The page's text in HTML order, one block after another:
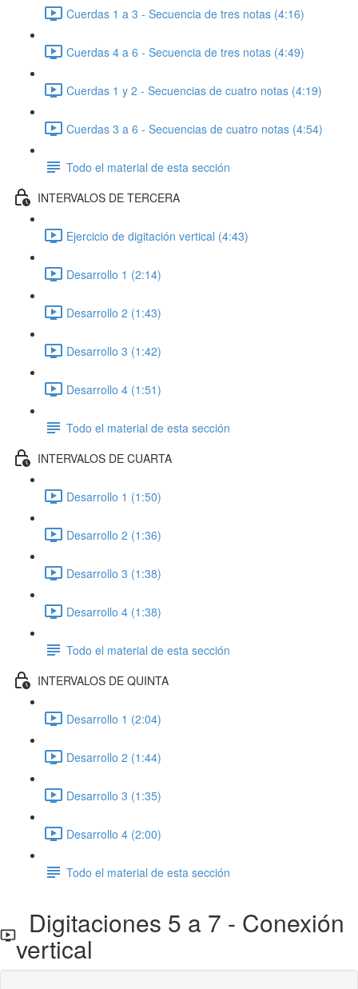
Cuerdas 1 a 3 - Secuencia de tres notas (4:16)
Cuerdas 4 a 6 - Secuencia de tres notas (4:49)
Cuerdas 1 y 2 - Secuencias de cuatro notas (4:19)
Cuerdas 3 a 6 - Secuencias de cuatro notas (4:54)
Todo el material de esta sección
INTERVALOS DE TERCERA
Ejercicio de digitación vertical (4:43)
Desarrollo 1 (2:14)
Desarrollo 2 (1:43)
Desarrollo 3 (1:42)
Desarrollo 4 (1:51)
Todo el material de esta sección
INTERVALOS DE CUARTA
Desarrollo 1 (1:50)
Desarrollo 2 (1:36)
Desarrollo 3 (1:38)
Desarrollo 4 (1:38)
Todo el material de esta sección
INTERVALOS DE QUINTA
Desarrollo 1 (2:04)
Desarrollo 2 (1:44)
Desarrollo 3 (1:35)
Desarrollo 4 (2:00)
Todo el material de esta sección
Digitaciones 5 a 7 - Conexión
vertical